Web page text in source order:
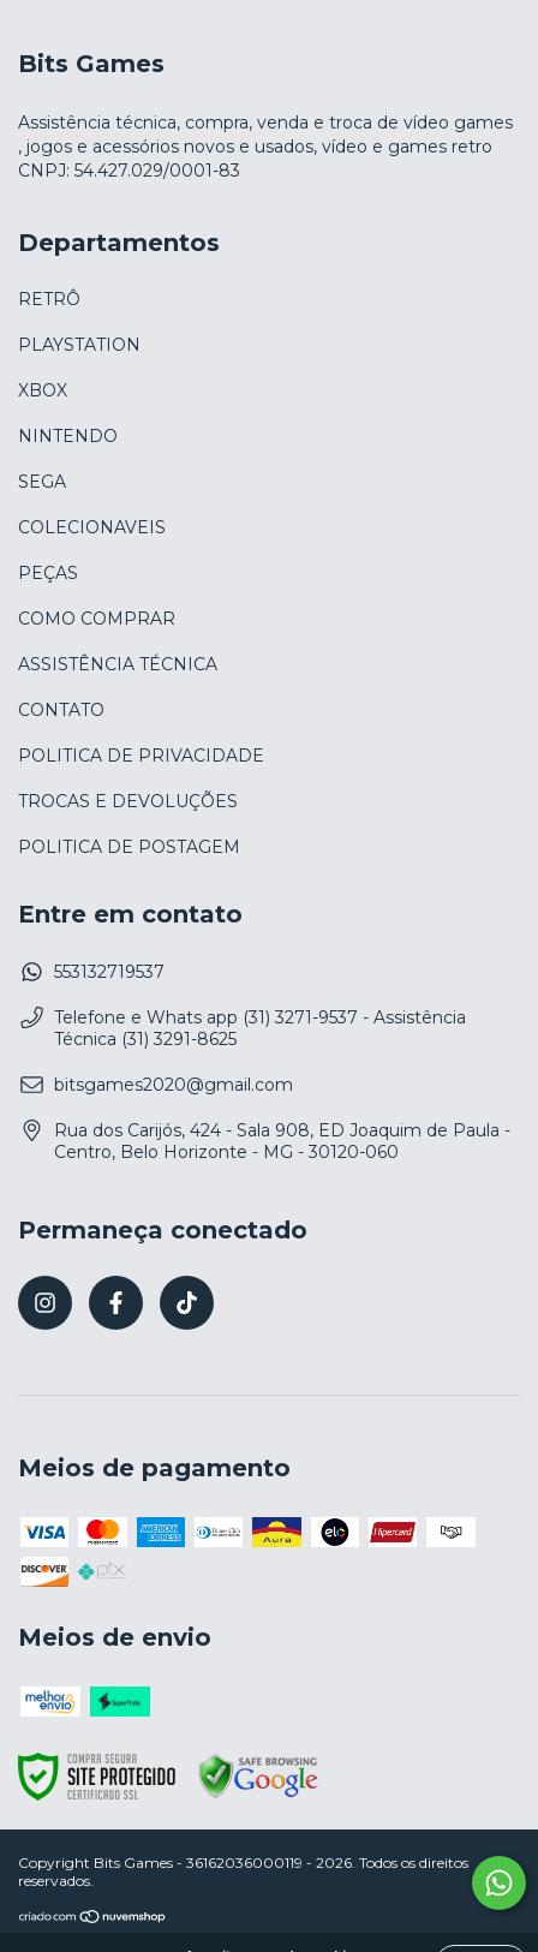
Bits Games
Assistência técnica, compra, venda e troca de vídeo games
, jogos e acessórios novos e usados, vídeo e games retro
CNPJ: 54.427.029/0001-83
Departamentos
RETRÔ
PLAYSTATION
XBOX
NINTENDO
SEGA
COLECIONAVEIS
PEÇAS
COMO COMPRAR
ASSISTÊNCIA TÉCNICA
CONTATO
POLITICA DE PRIVACIDADE
TROCAS E DEVOLUÇÕES
POLITICA DE POSTAGEM
Entre em contato
553132719537
Telefone e Whats app (31) 3271-9537 - Assistência
Técnica (31) 3291-8625
bitsgames2020@gmail.com
Rua dos Carijós, 424 - Sala 908, ED Joaquim de Paula -
Centro, Belo Horizonte - MG - 30120-060
Permaneça conectado
Meios de pagamento
Meios de envio
Copyright Bits Games - 36162036000119 - 2026. Todos os direitos
reservados.